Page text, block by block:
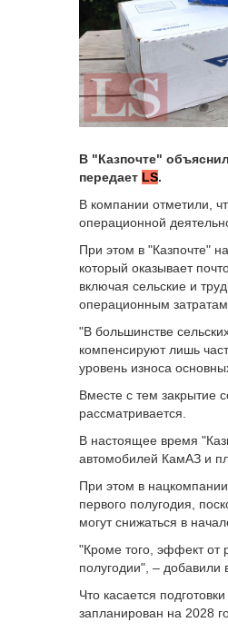
В "Казпочте"
передает LS.
В компании отметили,
операционной
При этом в "Казпочте"
который оказывает
включая сельские и
операционным затратам.
"В большинстве
компенсируют лишь
уровень износа
Вместе с тем закрытие
рассматривается.
В настоящее время
автомобилей КамАЗ и
При этом в
первого полугодия,
могут снижаться в
"Кроме того, эффект от
полугодии", – добавили
Что касается подготовки
запланирован на 2028